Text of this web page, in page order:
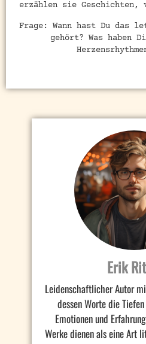
erzählen sie
Frage: Wann hast Du
gehört? Was haben
Erik
Leidenschaftlicher Autor
dessen Worte die
Emotionen und
Werke dienen als eine Art